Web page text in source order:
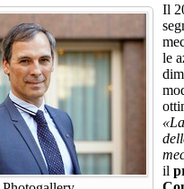
Il
le
il